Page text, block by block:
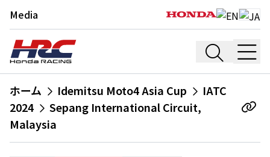
Media
ホーム Idemitsu Moto4 Asia Cup
IATC
2024
Sepang International Circuit,
Malaysia